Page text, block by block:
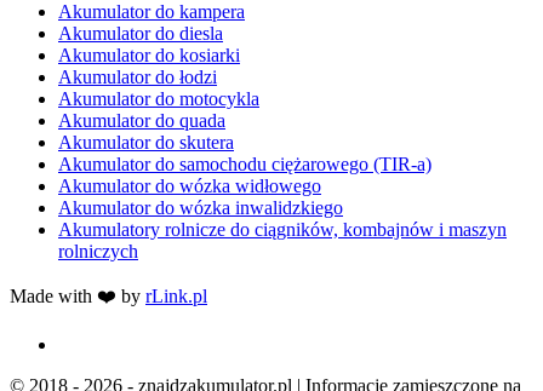
Akumulator do kampera
Akumulator do diesla
Akumulator do kosiarki
Akumulator do łodzi
Akumulator do motocykla
Akumulator do quada
Akumulator do skutera
Akumulator do samochodu ciężarowego (TIR-a)
Akumulator do wózka widłowego
Akumulator do wózka inwalidzkiego
Akumulatory rolnicze do ciągników, kombajnów i maszyn
rolniczych
Made with ❤️ by rLink.pl
© 2018 - 2026 - znajdzakumulator.pl | Informacje zamieszczone na